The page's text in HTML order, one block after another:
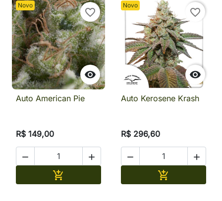
Novo

favorite_border
Auto American Pie
R$ 149,00
 

Novo

favorite_border
Auto Kerosene Krash
R$ 296,60
 
